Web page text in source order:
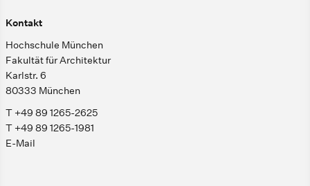
Kontakt
Hochschule München
Fakultät für Architektur
Karlstr. 6
80333 München
T +49 89 1265-2625
T +49 89 1265-1981
E-Mail